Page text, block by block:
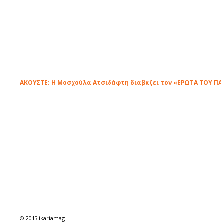
ΑΚΟΥΣΤΕ: Η Μοσχούλα Ατσιδάφτη διαβάζει τον «ΕΡΩΤΑ ΤΟΥ
© 2017 ikariamag